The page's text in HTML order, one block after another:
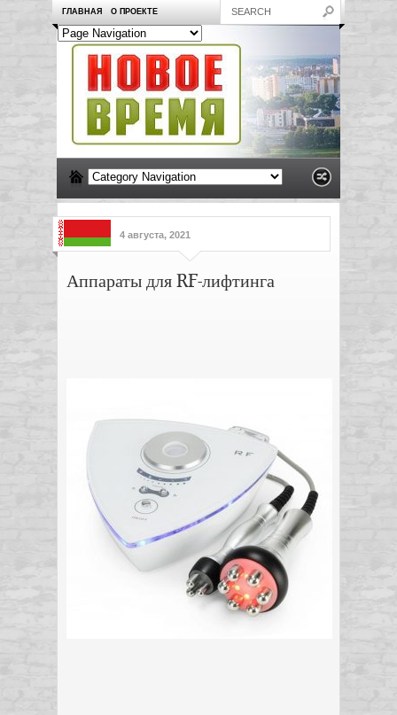
ГЛАВНАЯ О ПРОЕКТЕ
4 августа, 2021
Аппараты для RF-лифтинга